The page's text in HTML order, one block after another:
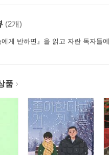
(2개)
반하면』을 읽고 자란 독자들에게 건네는 색다른
품